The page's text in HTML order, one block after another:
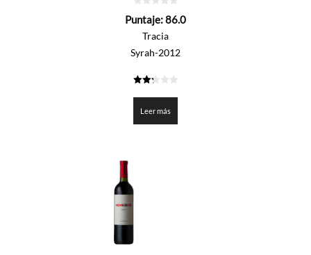
de
Puntaje:86.0
Tracia
Syrah-2012
de 5
Leer más